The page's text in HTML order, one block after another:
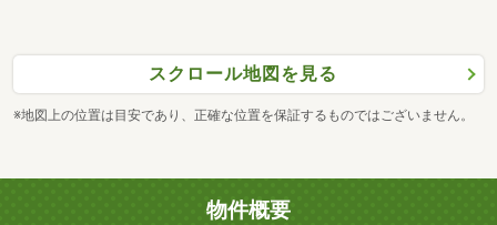
スクロール地図を見る
※地図上の位置は目安であり、正確な位置を保証するものではございません。
物件概要